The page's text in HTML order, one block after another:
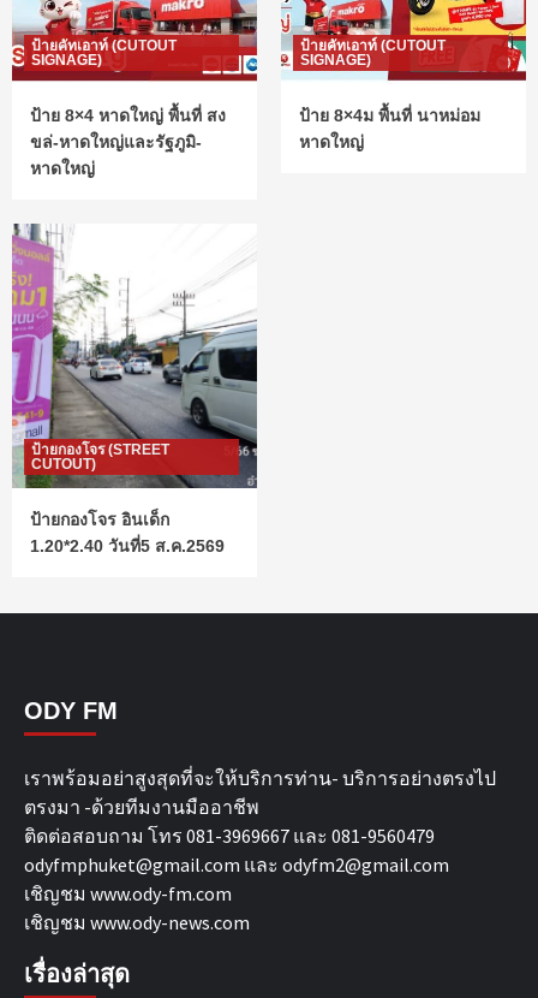
ป้ายคัทเอาท์ (CUTOUT
SIGNAGE)
ป้าย 8×4 หาดใหญ่ พื้นที่ สง
ขล่-หาดใหญ่และรัฐภูมิ-
หาดใหญ่
ป้ายคัทเอาท์ (CUTOUT
SIGNAGE)
ป้าย 8×4ม พื้นที่ นาหม่อม
หาดใหญ่
ป้ายกองโจร (STREET
CUTOUT)
ป้ายกองโจร อินเด็ก
1.20*2.40 วันที่5 ส.ค.2569
ODY FM
เราพร้อมอย่าสูงสุดที่จะให้บริการท่าน- บริการอย่างตรงไป
ตรงมา -ด้วยทีมงานมืออาชีพ
ติดต่อสอบถาม โทร 081-3969667 และ 081-9560479
odyfmphuket@gmail.com และ odyfm2@gmail.com
เชิญชม www.ody-fm.com
เชิญชม www.ody-news.com
เรื่องล่าสุด